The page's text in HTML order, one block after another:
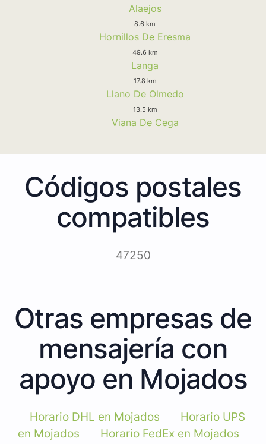
Alaejos
8.6 km
Hornillos De Eresma
49.6 km
Langa
17.8 km
Llano De Olmedo
13.5 km
Viana De Cega
Códigos postales
compatibles
47250
Otras empresas de
mensajería con
apoyo en Mojados
Horario DHL en Mojados
Horario UPS
en Mojados
Horario FedEx en Mojados